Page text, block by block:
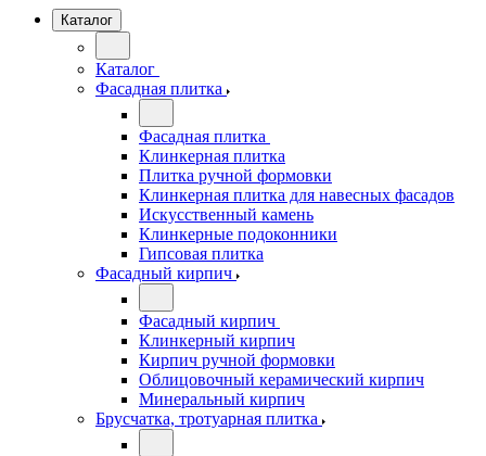
Каталог
Каталог
Фасадная плитка
Фасадная плитка
Клинкерная плитка
Плитка ручной формовки
Клинкерная плитка для навесных фасадов
Искусственный камень
Клинкерные подоконники
Гипсовая плитка
Фасадный кирпич
Фасадный кирпич
Клинкерный кирпич
Кирпич ручной формовки
Облицовочный керамический кирпич
Минеральный кирпич
Брусчатка, тротуарная плитка